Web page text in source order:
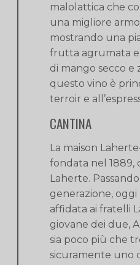
malolattica che
una migliore
mostrando una
frutta agrumata e
di mango secco e
questo vino è
terroir e
CANTINA
La maison
fondata nel 1889,
Laherte.
generazione, oggi
affidata ai fratelli
giovane dei due,
sia poco più che
sicuramente uno